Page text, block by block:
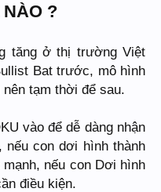
NÀO ?
tăng ở thị trường Việt
Bat trước, mô hình
tạm thời để sau.
vào để dễ dàng nhận
nếu con dơi hình thành
nếu con Dơi hình
điều kiện.